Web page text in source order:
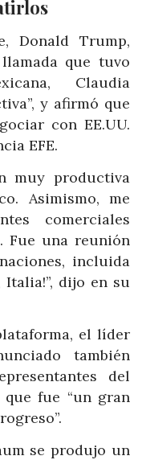
Donald Trump,
que tuvo
Claudia
y afirmó que
con EE.UU.
EFE.
muy productiva
Asimismo, me
comerciales
Fue una reunión
incluida
Italia!”, dijo en su
el líder
también
del
fue “un gran
se produjo un